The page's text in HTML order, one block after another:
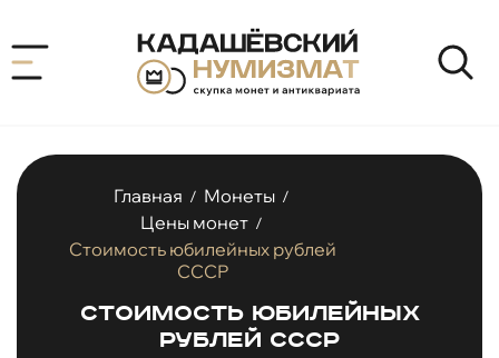
Главная / Монеты /
Цены монет /
Стоимость юбилейных рублей
СССР
Стоимость юбилейных
рублей СССР